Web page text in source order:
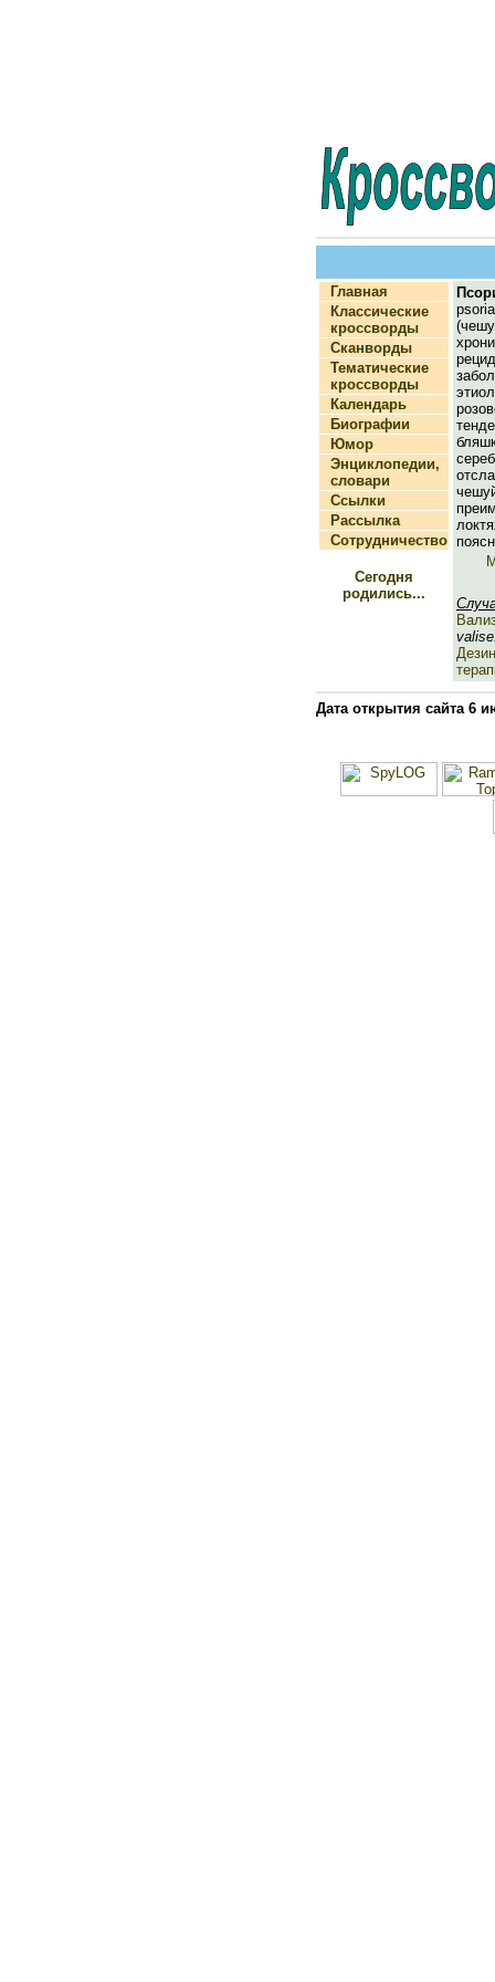
Главная
Классические
кроссворды
Сканворды
Тематические
кроссворды
Календарь
Биографии
Юмор
Энциклопедии,
словари
Ссылки
Рассылка
Сотрудничество
Сегодня
родились...
Дата открытия сайта 6